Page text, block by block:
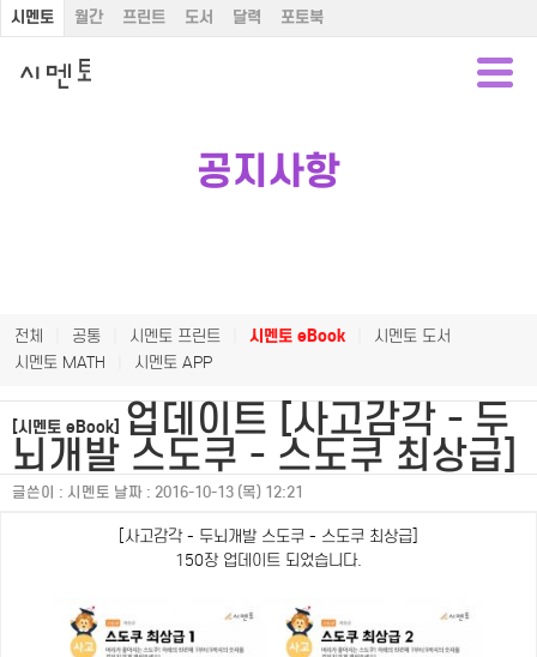
시멘토 월간 프린트 도서 달력 포토북
공지사항
전체 공통 시멘토 프린트 시멘토 eBook
시멘토 도서
시멘토 MATH
시멘토 APP
[시멘토 eBook] 업데이트 [사고감각 - 두
뇌개발 스도쿠 - 스도쿠 최상급]
글쓴이 : 시멘토 날짜 : 2016-10-13 (목) 12:21
[사고감각 - 두뇌개발 스도쿠 - 스도쿠 최상급]
150장 업데이트 되었습니다.